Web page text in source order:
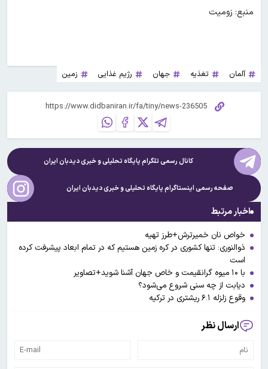
منبع: زومیت
آلمان تغذیه جهان رژیم غذایی زمین
کانال رسمی تلگرام پایگاه تحلیلی و خبریدیدبان ایران
صفحه رسمی اینستاگرام پایگاه تحلیلی و خبریدیدبان ایران
اخبار مرتبط
خواص نان خمیرترش+طرز تهیه
ذوالنوری: تنها کشوری در کره زمین هستیم که در تمام ابعاد پیشرفت کرده
است
با ۱۰ میوه گرانقیمت و خاص جهان آشنا شوید+تصاویر
دیابت از چه سنی شروع می‌شود؟
وقوع زلزله ۶.۱ ریشتری در ترکیه
ارسال نظر